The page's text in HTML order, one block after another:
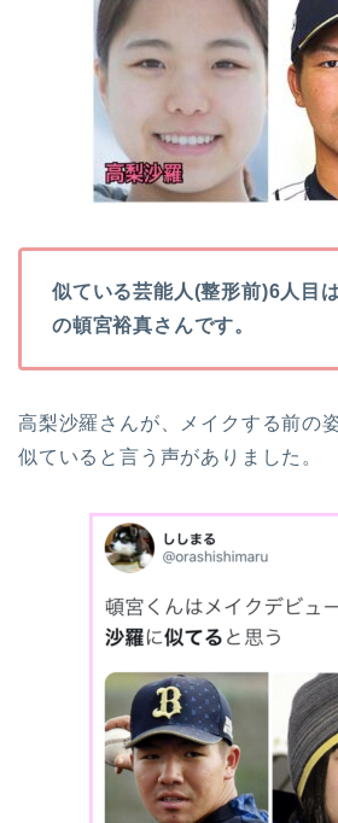
似ている芸能人(整形前)6人目
の頓宮裕真さんです。
高梨沙羅さんが、メイクする前の
似ていると言う声がありました。